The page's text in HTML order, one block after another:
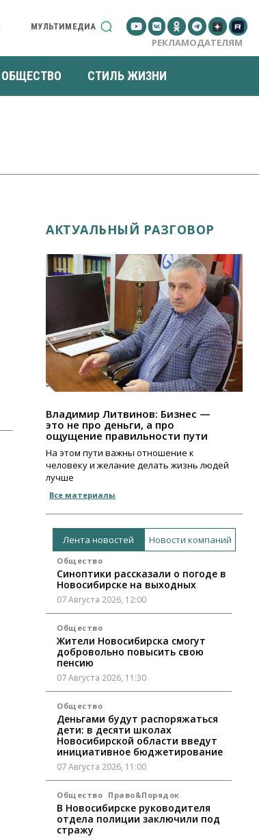
МУЛЬТИМЕДИА
РЕКЛАМОДАТЕЛЯМ
ОБЩЕСТВО СТИЛЬ ЖИЗНИ
АКТУАЛЬНЫЙ РАЗГОВОР
Владимир Литвинов: Бизнес —
это не про деньги, а про
ощущение правильности пути
На этом пути важны отношение к
человеку и желание делать жизнь людей
лучше
Все материалы
Лента новостей Новости компаний
Общество
Синоптики рассказали о погоде в
Новосибирске на выходных
07 Августа 2026, 12:00
Общество
Жители Новосибирска смогут
добровольно повысить свою
пенсию
07 Августа 2026, 11:30
Общество
Деньгами будут распоряжаться
дети: в десяти школах
Новосибирской области введут
инициативное бюджетирование
07 Августа 2026, 11:00
Общество Право&Порядок
В Новосибирске руководителя
отдела полиции заключили под
стражу